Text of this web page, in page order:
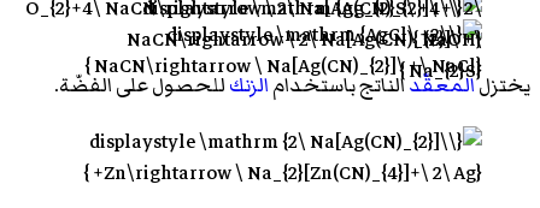
يختزلالمعقّدالناتج باستخدامالزنكللحصول على الفضّة.
.